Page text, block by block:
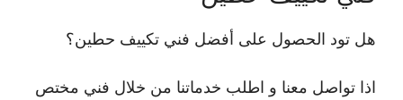
هل تود الحصول على أفضل فني تكييف حطين؟
اذا تواصل معنا و اطلب خدماتنا من خلال فني مختص